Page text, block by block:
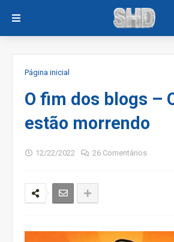
Página inicial
O fim dos blogs –
estão morrendo
12/22/2022 26 Comentários